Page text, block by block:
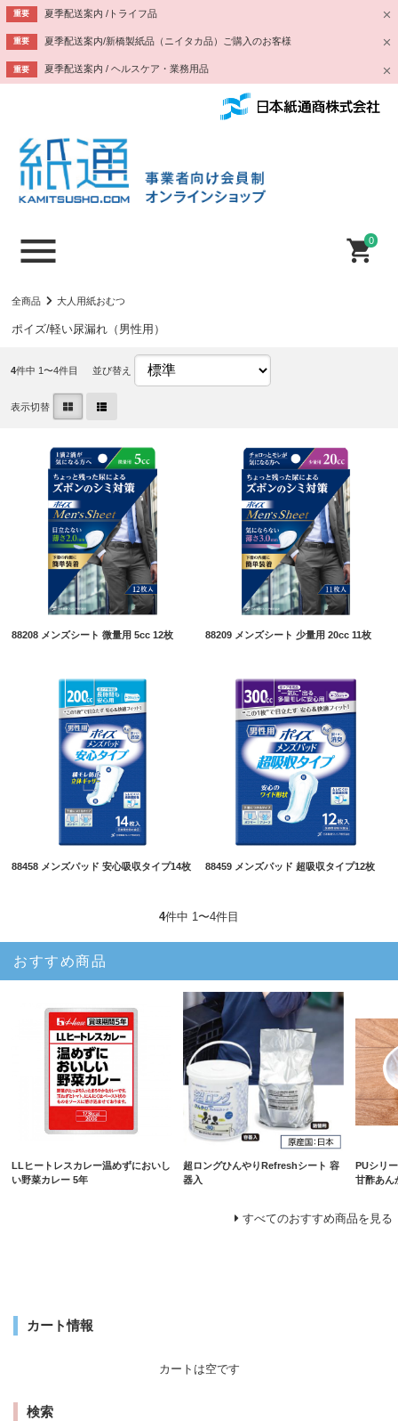
重要 夏季配送案内 /トライフ品
重要 夏季配送案内/新橋製紙品（ニイタカ品）ご購入のお客様
重要 夏季配送案内 / ヘルスケア・業務用品
0
全商品 大人用紙おむつ
ポイズ/軽い尿漏れ（男性用）
4件中 1〜4件目 並び替え
表示切替
88208 メンズシート 微量用 5cc 12枚 88209 メンズシート 少量用 20cc 11枚
88458 メンズパッド 安心吸収タイプ14枚 88459 メンズパッド 超吸収タイプ12枚
4件中 1〜4件目
おすすめ商品
LLヒートレスカレー温めずにおいし
い野菜カレー 5年
超ロングひんやりRefreshシート 容
器入
PUシリ
甘酢あん
すべてのおすすめ商品を見る
カート情報
カートは空です
検索